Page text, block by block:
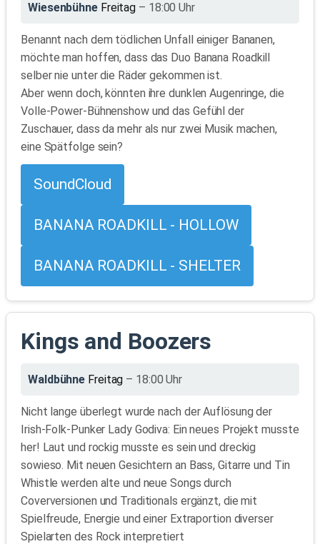
Wiesenbühne Freitag – 18:00 Uhr
Benannt nach dem tödlichen Unfall einiger Bananen,
möchte man hoffen, dass das Duo Banana Roadkill
selber nie unter die Räder gekommen ist.
Aber wenn doch, könnten ihre dunklen Augenringe, die
Volle-Power-Bühnenshow und das Gefühl der
Zuschauer, dass da mehr als nur zwei Musik machen,
eine Spätfolge sein?
SoundCloud
BANANA ROADKILL - HOLLOW
BANANA ROADKILL - SHELTER
Kings and Boozers
Waldbühne Freitag – 18:00 Uhr
Nicht lange überlegt wurde nach der Auflösung der
Irish-Folk-Punker Lady Godiva: Ein neues Projekt musste
her! Laut und rockig musste es sein und dreckig
sowieso. Mit neuen Gesichtern an Bass, Gitarre und Tin
Whistle werden alte und neue Songs durch
Coverversionen und Traditionals ergänzt, die mit
Spielfreude, Energie und einer Extraportion diverser
Spielarten des Rock interpretiert